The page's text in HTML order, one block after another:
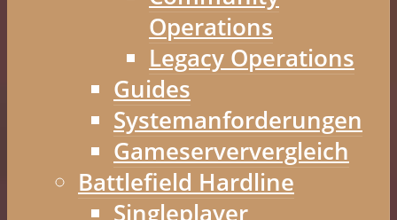
Operations
Legacy Operations
Guides
Systemanforderungen
Gameserververgleich
Battlefield Hardline
Singleplayer